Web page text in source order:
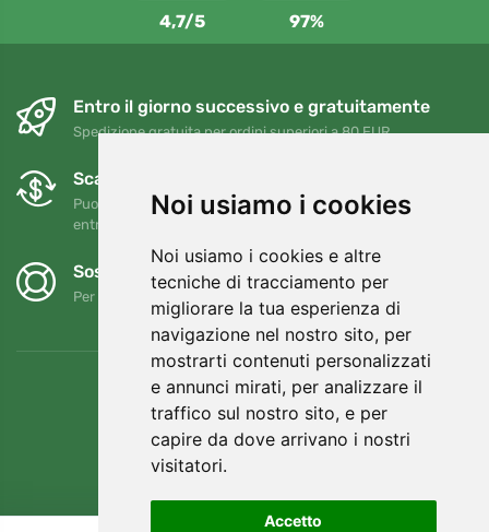
Noi usiamo i cookies
Noi usiamo i cookies e altre
tecniche di tracciamento per
migliorare la tua esperienza di
navigazione nel nostro sito, per
mostrarti contenuti personalizzati
e annunci mirati, per analizzare il
traffico sul nostro sito, e per
capire da dove arrivano i nostri
visitatori.
Accetto
4,7/5 97%
Entro il giorno successivo e gratuitamente
Spedizione gratuita per ordini superiori a 80 EUR
Scambi e resi gratuiti
Puoi restituire o cambiare il tuo ordine in qualsiasi momento
entro 90 giorni
Sosteniamo Trees.org
Per ogni ordine piantiamo un albero! Leggi di più